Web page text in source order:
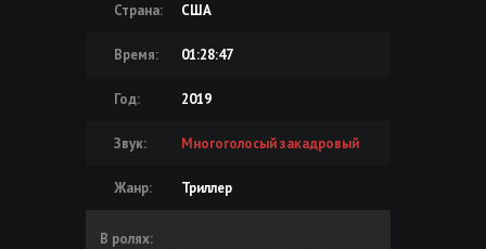
Страна: США
Время: 01:28:47
Год: 2019
Звук: Многоголосый закадровый
Жанр: Триллер
В ролях: